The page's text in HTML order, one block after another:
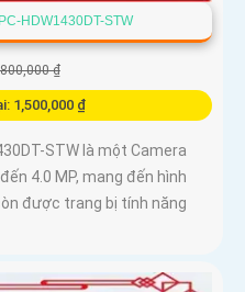
HDW1430DT-STW
₫
1,500,000 ₫
STW là một Camera
4.0 MP, mang đến hình
được trang bị tính năng